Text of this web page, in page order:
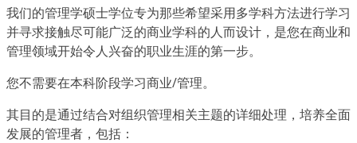
我们的管理学硕士学位专为那些希望采用多学科方法进行学习
并寻求接触尽可能广泛的商业学科的人而设计，是您在商业和
管理领域开始令人兴奋的职业生涯的第一步。
您不需要在本科阶段学习商业/管理。
其目的是通过结合对组织管理相关主题的详细处理，培养全面
发展的管理者，包括：